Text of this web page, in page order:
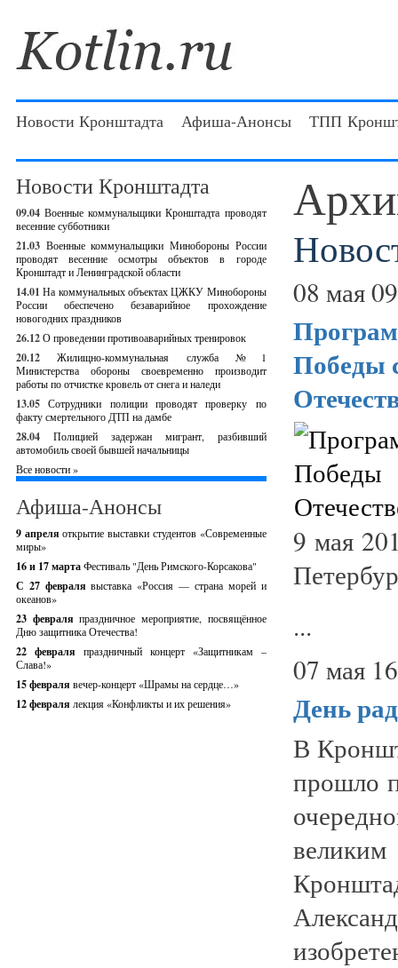
Новости Кронштадта Афиша-Анонсы ТПП
Новости Кронштадта
09.04 Военные коммунальщики Кронштадта проводят
весенние субботники
21.03 Военные коммунальщики Минобороны России
проводят весенние осмотры объектов в городе
Кронштадт и Ленинградской области
14.01 На коммунальных объектах ЦЖКУ Минобороны
России обеспечено безаварийное прохождение
новогодних праздников
26.12О проведении противоаварийных тренировок
20.12
Жилищно-коммунальная служба №1
Министерства обороны своевременно производит
работы по отчистке кровель от снега и наледи
13.05 Сотрудники полиции проводят проверку по
факту смертельного ДТП на дамбе
28.04
Полицией задержан мигрант, разбивший
автомобиль своей бывшей начальницы
Все новости »
Афиша-Анонсы
9 апреляоткрытие выставки студентов «Современные
миры»
16 и 17 мартаФестиваль "День Римского-Корсакова"
С 27 февралявыставка «Россия — страна морей и
океанов»
23 февраляпраздничное мероприятие, посвящённое
Дню защитника Отечества!
22 февраля праздничный концерт «Защитникам –
Слава!»
15 февраля вечер-концерт «Шрамы на сердце…»
12 февраля лекция «Конфликты и их решения»
08 мая
Победы
9 мая
...
07 мая
День
В
прошло